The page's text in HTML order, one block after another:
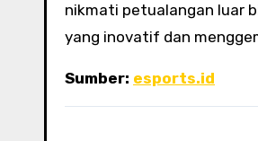
nikmati petualangan luar
yang inovatif dan
Sumber: esports.id